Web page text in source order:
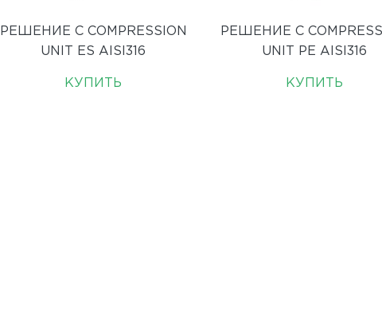
РЕШЕНИЕ C COMPRESSION
UNIT ES AISI316
КУПИТЬ
РЕШЕНИЕ C
UNIT PE AISI316
КУПИТЬ